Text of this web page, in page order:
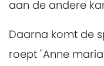
aan de andere
Daarna komt de
roept "Anne